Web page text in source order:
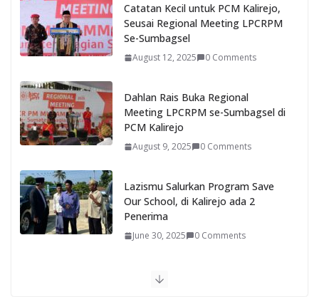
Catatan Kecil untuk PCM Kalirejo,
Seusai Regional Meeting LPCRPM
Se-Sumbagsel
August 12, 2025 0 Comments
Dahlan Rais Buka Regional
Meeting LPCRPM se-Sumbagsel di
PCM Kalirejo
August 9, 2025 0 Comments
Lazismu Salurkan Program Save
Our School, di Kalirejo ada 2
Penerima
June 30, 2025 0 Comments
Bukan Barak Militer, Sekolah ini